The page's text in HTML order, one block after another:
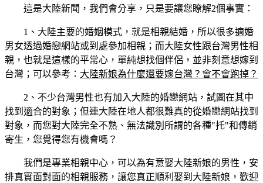
這是大陸新聞，我們會分享，只是要讓您瞭解2個事實：
1、大陸主要的婚姻模式，就是相親結婚，所以很多適婚
男女透過婚戀網站或到處參加相親；而大陸女性跟台灣男性相
親，也就是這樣的平常心，單純想找個伴侶，並非刻意想嫁到
台灣；可以參考： 大陸新娘為什麼還要嫁台灣？會不會跑掉？
2、不少台灣男性也有加入大陸的婚戀網站，試圖在其中
找到適合的對象；但連大陸在地人都很難真的從婚戀網站找到
對象，而您對大陸完全不熟、無法識別所謂的各種"托"和傳銷
寄生，您覺得您有機會嗎？
我們是專業相親中心，可以為有意娶大陸新娘的男性，安
排真實面對面的相親服務，讓您真正順利娶到大陸新娘，歡迎